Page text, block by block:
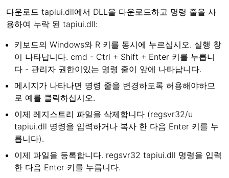
다운로드 tapiui.dll에서 DLL을 다운로드하고 명령 줄을 사
용하여 누락 된 tapiui.dll:
키보드의 Windows와 R 키를 동시에 누르십시오. 실행 창
이 나타납니다. cmd - Ctrl + Shift + Enter 키를 누릅니
다 - 관리자 권한이있는 명령 줄이 앞에 나타납니다.
메시지가 나타나면 명령 줄을 변경하도록 허용해야하므
로 예를 클릭하십시오.
이제 레지스트리 파일을 삭제합니다 (regsvr32/u
tapiui.dll 명령을 입력하거나 복사 한 다음 Enter 키를 누
릅니다).
이제 파일을 등록합니다. regsvr32 tapiui.dll 명령을 입력
한 다음 Enter 키를 누릅니다.